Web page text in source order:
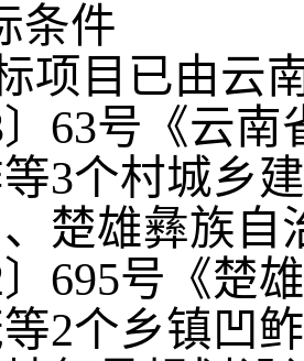
条件
项目已由云
〕63号《云
3个村城乡
楚雄彝族自
〕695号《
2个乡镇凹